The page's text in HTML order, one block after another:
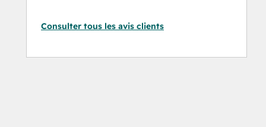
Consulter tous les avis clients